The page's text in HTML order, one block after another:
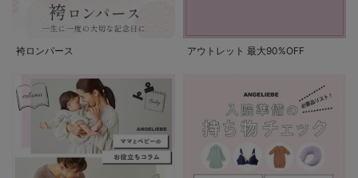
袴ロンパース アウトレット 最大90%OFF